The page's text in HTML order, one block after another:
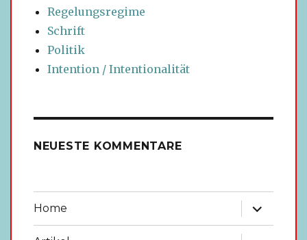
Regelungsregime
Schrift
Politik
Intention / Intentionalität
NEUESTE KOMMENTARE
Home
anzeigen